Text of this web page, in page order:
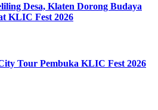
Desa, Klaten Dorong Budaya
KLIC Fest 2026
Tour Pembuka KLIC Fest 2026